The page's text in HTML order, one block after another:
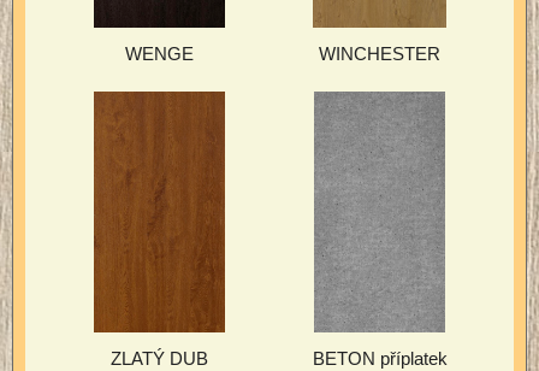
WENGE WINCHESTER
ZLATÝ DUB
BETON příplatek